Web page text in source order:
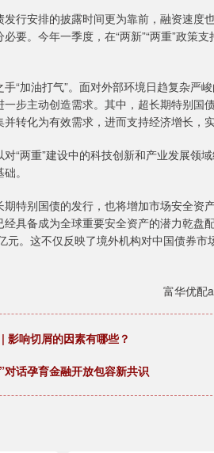
安排的披露时间更为靠前，融资速度
要。今年一季度，在“两新”“两重”政策
加油打气”。面对外部环境日趋复杂严
步主动创造需求。其中，超长期特别国
转化为有效需求，进而支持经济增长，
两重”建设中的科技创新和产业发展领
。
别国债的发行，也将增加市场安全资产
具备成为全球重要安全资产的潜力乾
元。这不仅反映了境外机构对中国债券
富华优配
影响切屑的因素有哪些？
对话孕育金融开放包容新共识